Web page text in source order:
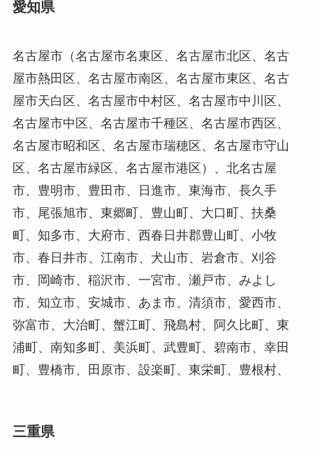
愛知県
名古屋市（名古屋市名東区、名古屋市北区、名古
屋市熱田区、名古屋市南区、名古屋市東区、名古
屋市天白区、名古屋市中村区、名古屋市中川区、
名古屋市中区、名古屋市千種区、名古屋市西区、
名古屋市昭和区、名古屋市瑞穂区、名古屋市守山
区、名古屋市緑区、名古屋市港区）、北名古屋
市、豊明市、豊田市、日進市、東海市、長久手
市、尾張旭市、東郷町、豊山町、大口町、扶桑
町、知多市、大府市、西春日井郡豊山町、小牧
市、春日井市、江南市、犬山市、岩倉市、刈谷
市、岡崎市、稲沢市、一宮市、瀬戸市、みよし
市、知立市、安城市、あま市、清須市、愛西市、
弥富市、大治町、蟹江町、飛島村、阿久比町、東
浦町、南知多町、美浜町、武豊町、碧南市、幸田
町、豊橋市、田原市、設楽町、東栄町、豊根村、
三重県